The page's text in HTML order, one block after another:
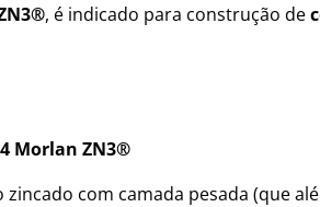
®, é indicado para construção de
Morlan ZN3®
zincado com camada pesada (que